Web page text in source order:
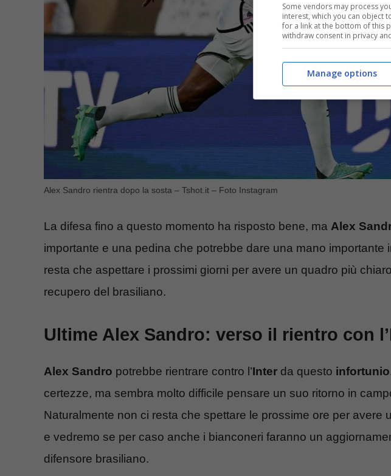
Alex Sandro rientra dopo la sosta – Tshot.it – Foto Instagram
La difesa fino a questo momento ha risposto bene, ma Alex
importante e una pedina che potrebbe dare una mano importante
resta che aspettare i prossimi giorni per avere un quadro più
recupero del brasiliano.
Ultime Alex Sandro: verso il rientro con
Alex Sandro potrebbe rientrare contro l’Inter da questo infortunio
certezze, ma sembra molto difficile pensare un suo ritorno in
Naturalmente non ci resta che spettare le prossime ore per avere
e vedremo se per caso anche i bianconeri faranno un
difensore brasiliano.
Some vendors may process
interest, which you can object
for a link at the bottom of this
withdraw consent in privacy
Manage options